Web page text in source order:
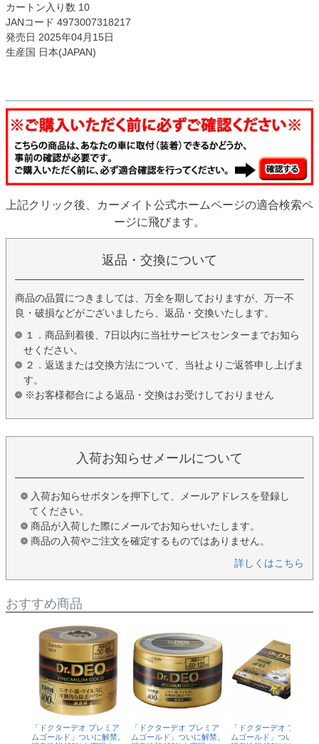
カートン入り数 10
JANコード 4973007318217
発売日 2025年04月15日
生産国 日本(JAPAN)
上記クリック後、カーメイト公式ホームページの適合検索ペ
ージに飛びます。
返品・交換について
商品の品質につきましては、万全を期しておりますが、万一不
良・破損などがございましたら、返品・交換いたします。
１．商品到着後、7日以内に当社サービスセンターまでお知ら
せください。
２．返送または交換方法について、当社よりご返答申し上げま
す。
※お客様都合による返品・交換はお受けしておりません
入荷お知らせメールについて
入荷お知らせボタンを押下して、メールアドレスを登録し
てください。
商品が入荷した際にメールでお知らせいたします。
商品の入荷やご注文を確定するものではありません。
詳しくはこちら
おすすめ商品
「ドクターデオ プレミア
ムゴールド」ついに解禁。
「ドクターデオ プレミア
ムゴールド」ついに解禁。
「ドクターデオ プレミア
ムゴールド」ついに解禁